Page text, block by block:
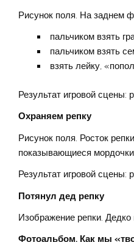
Рисунок поля. На заднем
пальчиком взять
пальчиком взять
взять лейку,
Результат игровой сцены:
Охраняем репку
Рисунок поля. Росток
показывающиеся
Результат игровой сцены:
Потянул дед репку
Изображение репки.
Фотоальбом. Как мы